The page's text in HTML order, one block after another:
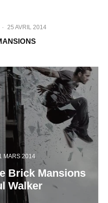
· 25 AVRIL 2014
MARS 2014
Brick Mansions
Walker